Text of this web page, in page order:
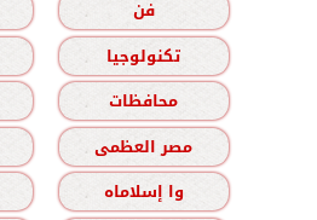
فن
تكنولوجيا
محافظات
مصر العظمى
وا إسلاماه